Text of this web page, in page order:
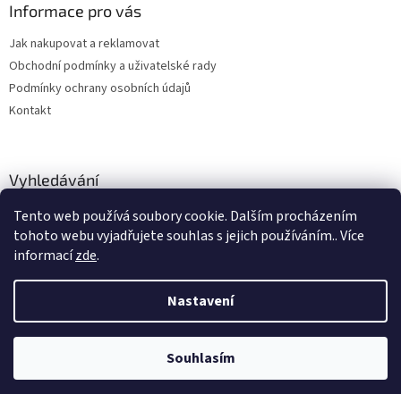
Tento web používá soubory cookie. Dalším procházením
tohoto webu vyjadřujete souhlas s jejich používáním.. Více
informacízde.
Nastavení
Souhlasím
Informace pro vás
Jak nakupovat a reklamovat
Obchodní podmínky a uživatelské rady
Podmínky ochrany osobních údajů
Kontakt
Vyhledávání
HLEDAT
Vytvořil Shoptet
hitobchod. Všechna práva vyhrazena.